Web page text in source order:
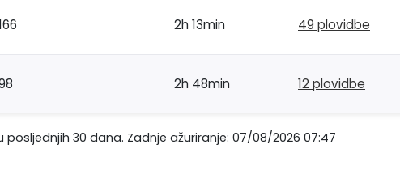
2h 13min 49 plovidbe
2h 48min 12 plovidbe
30 dana. Zadnje ažuriranje: 07/08/2026 07:47